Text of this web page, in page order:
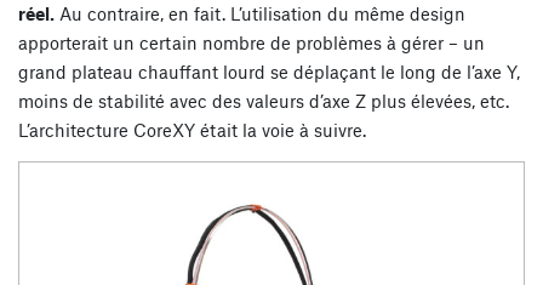
réel. Au contraire, en fait. L’utilisation du même design
apporterait un certain nombre de problèmes à gérer – un
grand plateau chauffant lourd se déplaçant le long de l’axe Y,
moins de stabilité avec des valeurs d’axe Z plus élevées, etc.
L’architecture CoreXY était la voie à suivre.